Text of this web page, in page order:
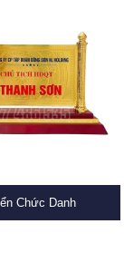
Chức Danh